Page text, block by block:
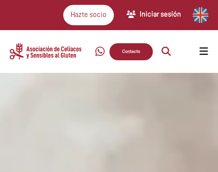
Hazte socio Iniciar sesión
Contacto